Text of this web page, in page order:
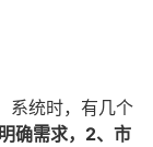
系统时，有几个
确需求，2、市